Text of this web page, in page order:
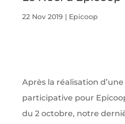
22 Nov 2019 | Epicoop
Après la réalisation
participative pour
du 2 octobre, notre